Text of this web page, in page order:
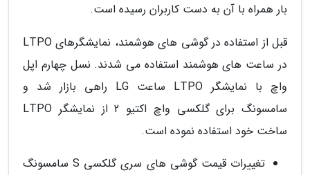
بار همراه با آن به دست کاربران رسیده است.
قبل از استفاده در گوشی های هوشمند، نمایشگرهای LTPO
در ساعت های هوشمند استفاده می شدند. نسل چهارم اپل
واچ با نمایشگر LTPO ساعت LG راهی بازار شد و
سامسونگ برای گلکسی واچ اکتیو 2 از نمایشگر LTPO
ساخت خود استفاده نموده است.
تغییرات قیمت گوشی های سری گلکسی S سامسونگ